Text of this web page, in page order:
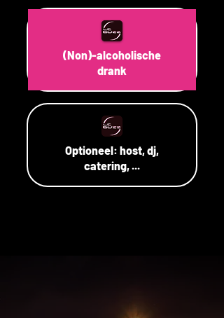
(Non)-alcoholische
drank
Optioneel: host, dj,
catering, ...